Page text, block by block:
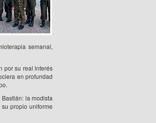
semanal,
por su real interés
en profundad
la modista
propio uniforme